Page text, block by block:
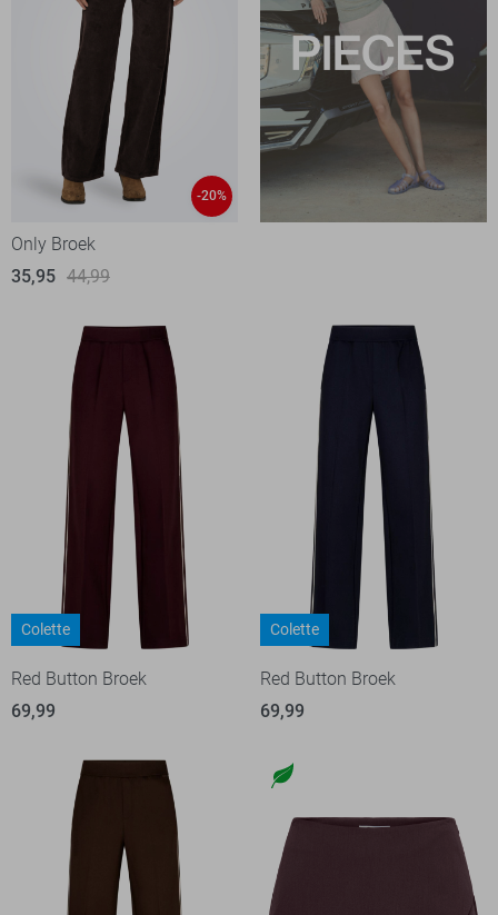
-20%
Only Broek
35,95 44,99
Colette
Red Button Broek
69,99
Colette
Red Button Broek
69,99